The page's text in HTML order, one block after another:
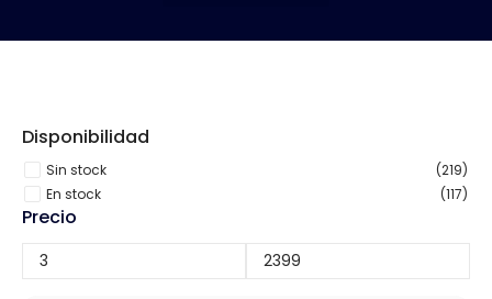
Disponibilidad
Sin stock
(219)
En stock
(117)
Precio